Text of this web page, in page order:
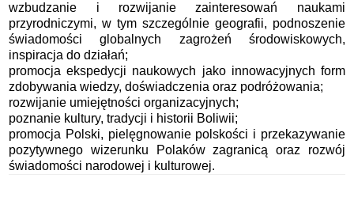
wzbudzanie i rozwijanie zainteresowań naukami
przyrodniczymi, w tym szczególnie geografii, podnoszenie
świadomości globalnych zagrożeń środowiskowych,
inspiracja do działań;
promocja ekspedycji naukowych jako innowacyjnych form
zdobywania wiedzy, doświadczenia oraz podróżowania;
rozwijanie umiejętności organizacyjnych;
poznanie kultury, tradycji i historii Boliwii;
promocja Polski, pielęgnowanie polskości i przekazywanie
pozytywnego wizerunku Polaków zagranicą oraz rozwój
świadomości narodowej i kulturowej.